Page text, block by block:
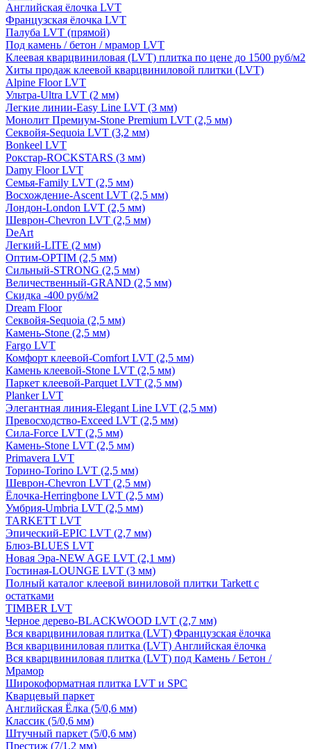
Английская ёлочка LVT
Французская ёлочка LVT
Палуба LVT (прямой)
Под камень / бетон / мрамор LVT
Клеевая кварцвиниловая (LVT) плитка по цене до 1500 руб/м2
Хиты продаж клеевой кварцвиниловой плитки (LVT)
Alpine Floor LVT
Ультра-Ultra LVT (2 мм)
Легкие линии-Easy Line LVT (3 мм)
Монолит Премиум-Stone Premium LVT (2,5 мм)
Секвойя-Sequoia LVT (3,2 мм)
Bonkeel LVT
Рокстар-ROCKSTARS (3 мм)
Damy Floor LVT
Семья-Family LVT (2,5 мм)
Восхождение-Ascent LVT (2,5 мм)
Лондон-London LVT (2,5 мм)
Шеврон-Chevron LVT (2,5 мм)
DeArt
Легкий-LITE (2 мм)
Оптим-OPTIM (2,5 мм)
Сильный-STRONG (2,5 мм)
Величественный-GRAND (2,5 мм)
Скидка -400 руб/м2
Dream Floor
Секвойя-Sequoia (2,5 мм)
Камень-Stone (2,5 мм)
Fargo LVT
Комфорт клеевой-Comfort LVT (2,5 мм)
Камень клеевой-Stone LVT (2,5 мм)
Паркет клеевой-Parquet LVT (2,5 мм)
Planker LVT
Элегантная линия-Elegant Line LVT (2,5 мм)
Превосходство-Exceed LVT (2,5 мм)
Сила-Force LVT (2,5 мм)
Камень-Stone LVT (2,5 мм)
Primavera LVT
Торино-Torino LVT (2,5 мм)
Шеврон-Chevron LVT (2,5 мм)
Ёлочка-Herringbone LVT (2,5 мм)
Умбрия-Umbria LVT (2,5 мм)
TARKETT LVT
Эпический-EPIC LVT (2,7 мм)
Блюз-BLUES LVT
Новая Эра-NEW AGE LVT (2,1 мм)
Гостиная-LOUNGE LVT (3 мм)
Полный каталог клеевой виниловой плитки Tarkett с
остатками
TIMBER LVT
Черное дерево-BLACKWOOD LVT (2,7 мм)
Вся кварцвиниловая плитка (LVT) Французская ёлочка
Вся кварцвиниловая плитка (LVT) Английская ёлочка
Вся кварцвиниловая плитка (LVT) под Камень / Бетон /
Мрамор
Широкоформатная плитка LVT и SPC
Кварцевый паркет
Английская Ёлка (5/0,6 мм)
Классик (5/0,6 мм)
Штучный паркет (5/0,6 мм)
Престиж (7/1,2 мм)